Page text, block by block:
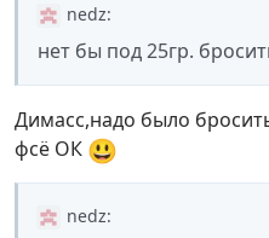
nedz:
нет бы под 25гр.
Димасс,надо было
фсё ОК 😃
nedz: